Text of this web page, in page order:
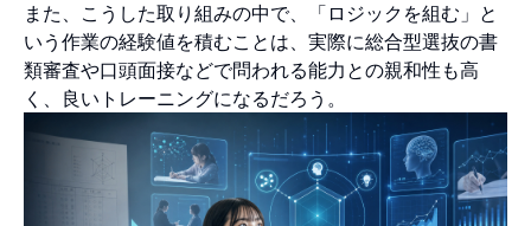
また、こうした取り組みの中で、「ロジックを組む」と
いう作業の経験値を積むことは、実際に総合型選抜の書
類審査や口頭面接などで問われる能力との親和性も高
く、良いトレーニングになるだろう。